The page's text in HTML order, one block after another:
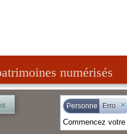
numérisés
Personne Erro ×